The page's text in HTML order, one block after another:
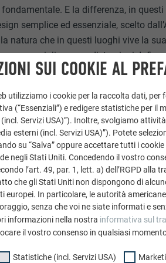
fondamentale. E la differenza, in
semplice ed essenziale, scelto
natura che in questi luoghi vive la
meraviglia senza distrazioni.
degli ambienti, dato che i
condizioni meteo estreme e
principali e irrinunciabili è stato
oltre a garantire la massima sicurezza
UNA
VIVE CON LA
SUI COOKIE AL
utilizziamo i cookie per la raccolta dati, per
(“Essenziali”) e redigere statistiche per il
Servizi USA)”). Inoltre, svolgiamo
esterni (incl. Servizi USA)”). Potete
su “Salva” oppure accettare tutti i
negli Stati Uniti. Concedendo il vostro
l’art. 49, par. 1, lett. a) dell’RGPD alla
che gli Stati Uniti non dispongono di
europei. In particolare, le autorità
senza che voi ne siate informati e
informazioni nella nostra informativa sul
il vostro consenso in qualsiasi
Statistiche (incl. Servizi USA)